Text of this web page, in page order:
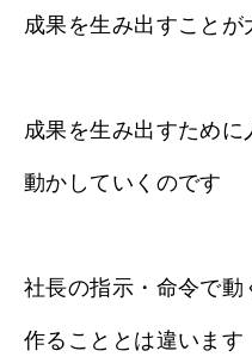
成果を生み出すことが
成果を生み出すために
動かしていくのです
社長の指示・命令で動
作ることとは違います